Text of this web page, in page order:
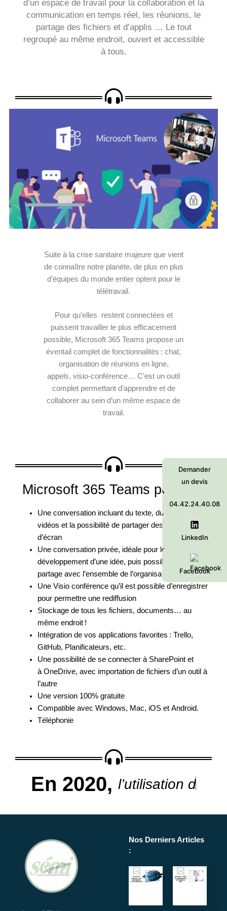
Demander
un devis
04.42.24.40.08
LinkedIn
Facebook
d’un espace de travail pour la collaboration et la
communication en temps réel, les réunions, le
partage des fichiers et d’applis … Le tout
regroupé au même endroit, ouvert et accessible
à tous.
Suite à la crise sanitaire majeure que vient
de connaître notre planète, de plus en plus
d’équipes du monde entier optent pour le
télétravail.
Pour qu’elles restent connectées et
puissent travailler le plus efficacement
possible, Microsoft 365 Teams propose un
éventail complet de fonctionnalités : chat,
organisation de réunions en ligne,
appels, visio-conférence… C’est un outil
complet permettant d’apprendre et de
collaborer au sein d’un même espace de
travail.
Microsoft 365 Teams permet :
Une conversation incluant du texte, du son, des
vidéos et la possibilité de partager des fichiers et
d’écran
Une conversation privée, idéale pour le
développement d’une idée, puis possibilité de
partage avec l’ensemble de l’organisation
Une Visio conférence qu’il est possible d’enregistrer
pour permettre une rediffusion
Stockage de tous les fichiers, documents… au
même endroit !
Intégration de vos applications favorites : Trello,
GitHub, Planificateurs, etc.
Une possibilité de se connecter à SharePoint et
à OneDrive, avec importation de fichiers d’un outil à
l’autre
Une version 100% gratuite
Compatible avec Windows, Mac, iOS et Android.
Téléphonie
En 2020, ’utilisation de
Nos Derniers Articles
: